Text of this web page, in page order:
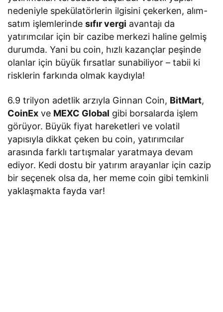
nedeniyle spekülatörlerin ilgisini çekerken, alım-
satım işlemlerindesıfır vergi avantajı da
yatırımcılar için bir cazibe merkezi haline gelmiş
durumda. Yani bu coin, hızlı kazançlar peşinde
olanlar için büyük fırsatlar sunabiliyor – tabii ki
risklerin farkında olmak kaydıyla!
6.9 trilyon adetlik arzıyla Ginnan Coin, BitMart,
CoinEx ve MEXC Global gibi borsalarda işlem
görüyor. Büyük fiyat hareketleri ve volatil
yapısıyla dikkat çeken bu coin, yatırımcılar
arasında farklı tartışmalar yaratmaya devam
ediyor. Kedi dostu bir yatırım arayanlar için cazip
bir seçenek olsa da, her meme coin gibi temkinli
yaklaşmakta fayda var!